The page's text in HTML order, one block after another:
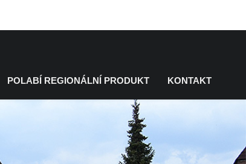
POLABÍ REGIONÁLNÍ PRODUKT KONTAKT